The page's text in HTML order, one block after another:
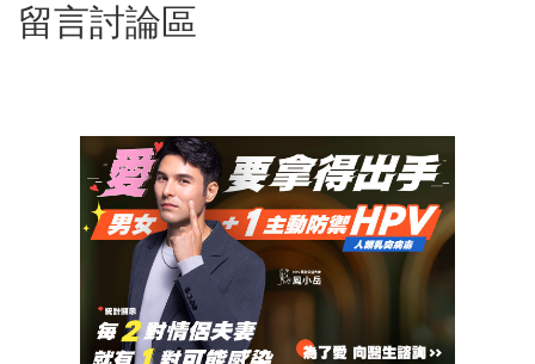
留言討論區